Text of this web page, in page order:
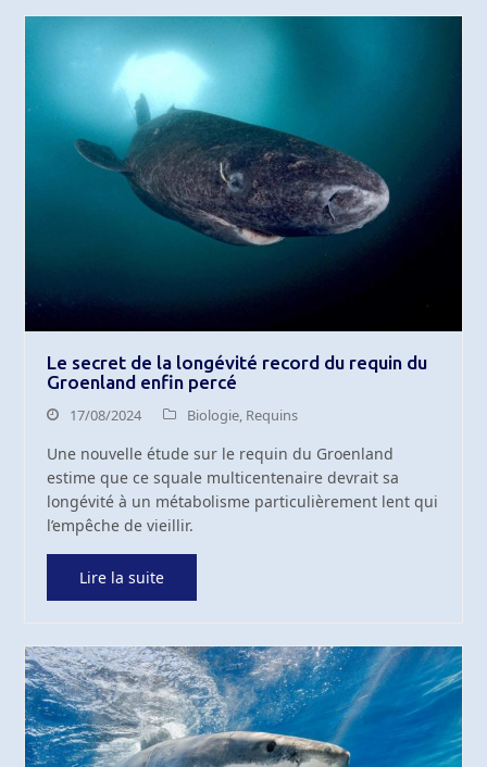
Le secret de la longévité record du requin du
Groenland enfin percé
17/08/2024 Biologie, Requins
Une nouvelle étude sur le requin du Groenland
estime que ce squale multicentenaire devrait sa
longévité à un métabolisme particulièrement lent qui
l’empêche de vieillir.
Lire la suite